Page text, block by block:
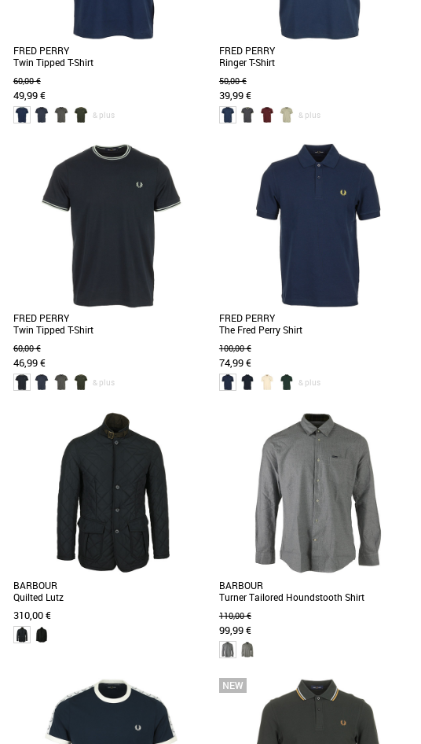
FRED PERRY
Twin Tipped T-Shirt
60,00 €
49,99 €
& plus
Vêtements
Le Fred Perry Twin Tipped T-Shirt est un
incontournable de la garde-robe masculine
pour la saison Printemps [...]
FRED PERRY
Ringer T-Shirt
50,00 €
39,99 €
& plus
Le Fred Perry Ringer T-Shirt est un
incontournable de la mode masculine pour la
saison printemps-été [...]
FRED PERRY
Twin Tipped T-Shirt
60,00 €
46,99 €
& plus
Le T-shirt Twin Tipped de Fred Perry incarne
l'élégance décontractée idéale pour la saison
printemps-été [...]
FRED PERRY
The Fred Perry Shirt
100,00 €
74,99 €
& plus
Découvrez le Fred Perry The Fred Perry Shirt,
un polo incontournable pour la saison
Printemps-Été [...]
BARBOUR
Quilted Lutz
310,00 €
Vêtements
Superbe veste matelassée de la marque
Barbour. La Quilted Lutz se porte au quotidien,
que ce soit pour [...]
BARBOUR
Turner Tailored Houndstooth Shirt
110,00 €
99,99 €
S M L
Barbour est un expert en matière de classiques
et cette chemise en est l'illustration. Coupée en